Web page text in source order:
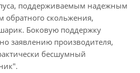
поддерживаемым надежным
скольжения,
Боковую поддержку
заявлению производителя,
бесшумный